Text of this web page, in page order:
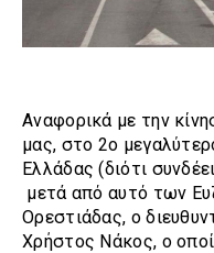
Αναφορικά με την
μας, στο 2ο
Ελλάδας (διότι
μετά από αυτό των
Ορεστιάδας, ο
Χρήστος Νάκος, ο